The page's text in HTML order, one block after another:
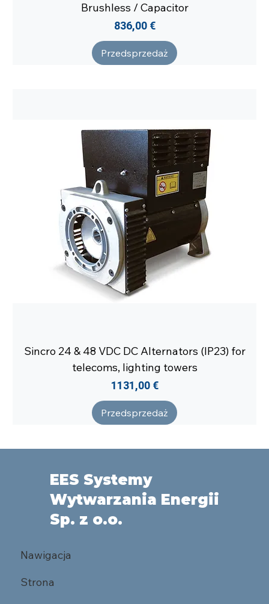
Brushless / Capacitor
Cena
836,00 €
Przedsprzedaż
Sincro 24 & 48 VDC DC Alternators (IP23) for
telecoms, lighting towers
Cena
1131,00 €
Przedsprzedaż
EES Systemy
Wytwarzania Energii
Sp. z o.o.
Nawigacja
Strona